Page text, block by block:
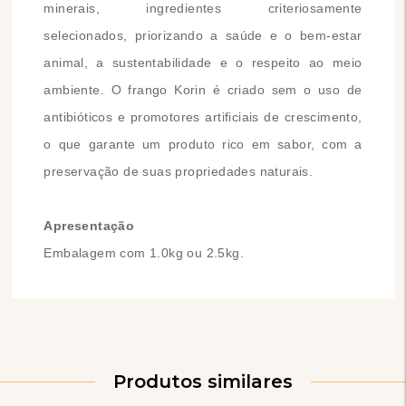
minerais, ingredientes criteriosamente
selecionados, priorizando a saúde e o bem-estar
animal, a sustentabilidade e o respeito ao meio
ambiente. O frango Korin é criado sem o uso de
antibióticos e promotores artificiais de crescimento,
o que garante um produto rico em sabor, com a
preservação de suas propriedades naturais.
Apresentação
Embalagem com 1.0kg ou 2.5kg.
Produtos similares